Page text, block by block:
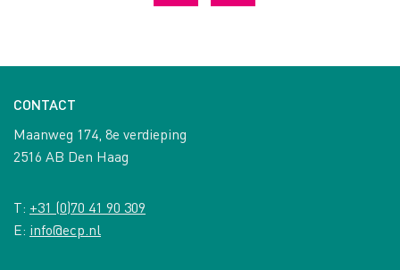
CONTACT
Maanweg 174, 8e verdieping
2516 AB Den Haag
T: +31 (0)70 41 90 309
E: info@ecp.nl